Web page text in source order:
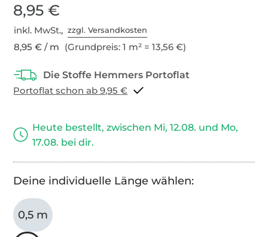
8,95 €
inkl. MwSt.,zzgl. Versandkosten
8,95 € / m (Grundpreis: 1 m² = 13,56 €)
Portoflat schon ab 9,95 €
Heute bestellt, zwischen Mi, 12.08. und Mo,
17.08. bei dir.
Deine individuelle Länge wählen:
0,5 m